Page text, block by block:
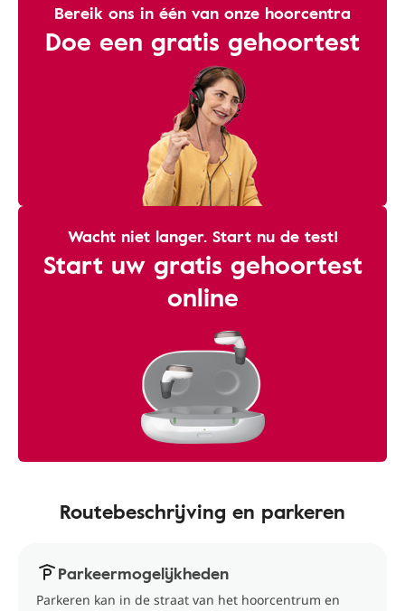
Bereik ons ​​in één van onze hoorcentra
Doe een gratis gehoortest
Wacht niet langer. Start nu de test!
Start uw gratis gehoortest
online
Routebeschrijving en parkeren
Parkeermogelijkheden
Parkeren kan in de straat van het hoorcentrum en